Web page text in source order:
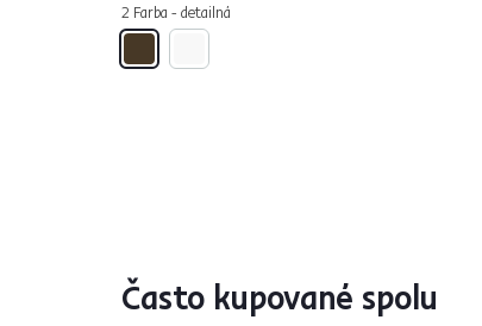
2 Farba - detailná
Často kupované spolu